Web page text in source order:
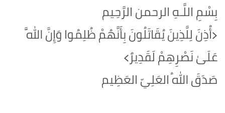
بِسْمِ اللَّـهِ الرحمن الرَّحِيم
‏﴿أُذِنَ لِلَّذِينَ يُقَاتَلُونَ بِأَنَّهُمْ ظُلِمُوا وَإِنَّ اللَّهَ
عَلَىٰ نَصْرِهِمْ لَقَدِيرٌ﴾‏
صَدَقَ اللهُ العَلِيّ العَظِيم